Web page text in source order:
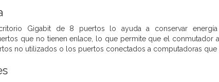
Gigabit de 8 puertos lo ayuda a conservar
que no tienen enlace, lo que permite que el conmutador
no utilizados o los puertos conectados a computadoras que